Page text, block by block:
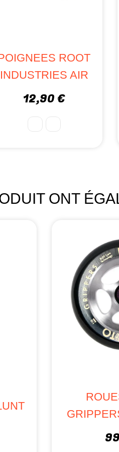
ROOT
INDUSTRIES AIR
12,90 €
ONT